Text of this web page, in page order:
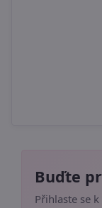
Buďte
Přihlaste se